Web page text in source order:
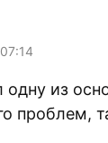
из
проблем,